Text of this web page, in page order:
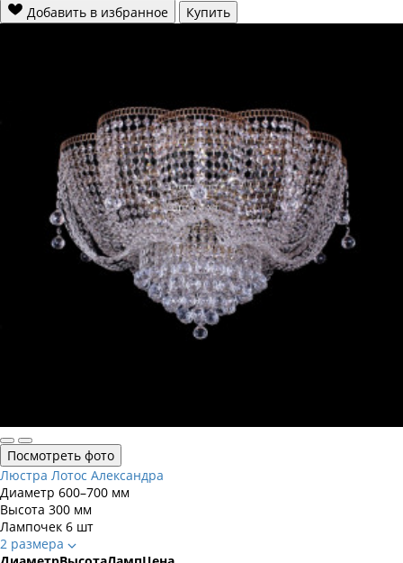
Добавить в избранное
Купить
Посмотреть фото
Люстра Лотос Александра
Диаметр 600–700 мм
Высота 300 мм
Лампочек 6 шт
2 размера